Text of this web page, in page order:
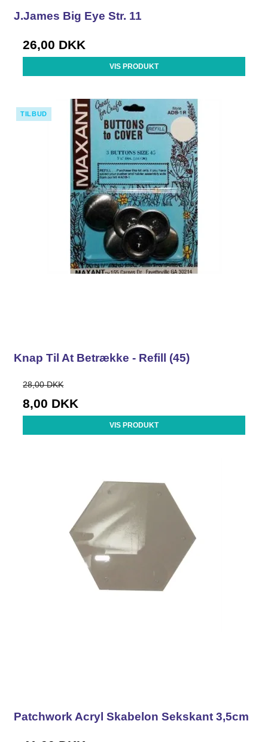
J.James Big Eye Str. 11
26,00 DKK
VIS PRODUKT
TILBUD
Knap Til At Betrække - Refill (45)
28,00 DKK
8,00 DKK
VIS PRODUKT
Patchwork Acryl Skabelon Sekskant 3,5cm